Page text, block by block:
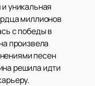
уникальная
миллионов
с победы в
произвела
песен
решила идти